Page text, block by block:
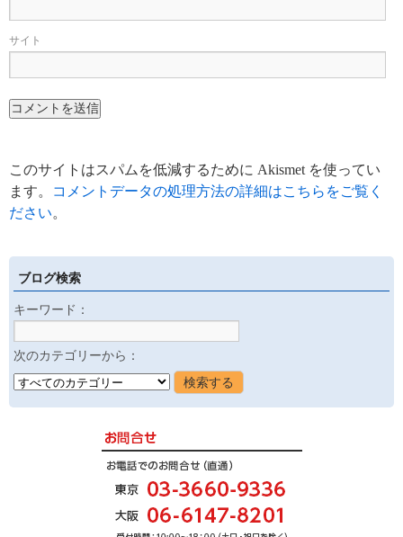
サイト
このサイトはスパムを低減するために Akismet を使ってい
ます。
コメントデータの処理方法の詳細はこちらをご覧く
ださい。
ブログ検索
キーワード：
次のカテゴリーから：